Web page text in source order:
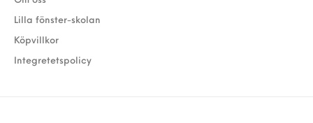
Lilla fönster-skolan
Köpvillkor
Integretetspolicy